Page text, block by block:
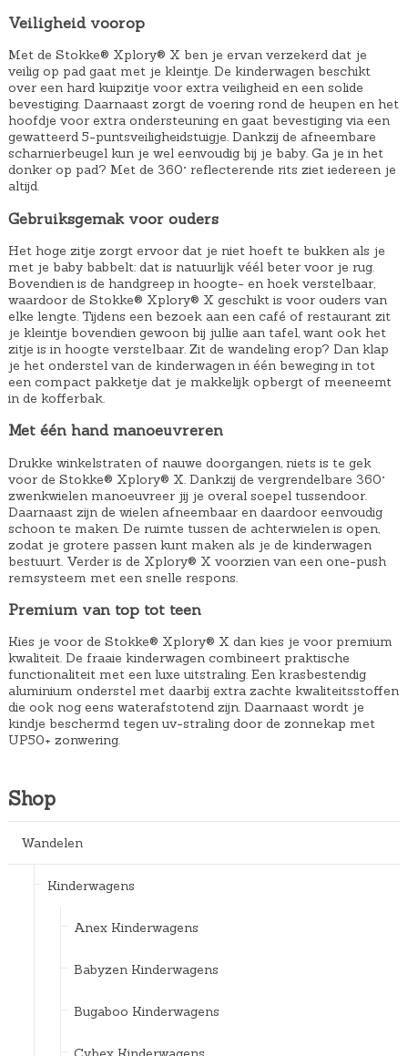
Veiligheid voorop
Met de Stokke® Xplory® X ben je ervan verzekerd dat je
veilig op pad gaat met je kleintje. De kinderwagen beschikt
over een hard kuipzitje voor extra veiligheid en een solide
bevestiging. Daarnaast zorgt de voering rond de heupen en het
hoofdje voor extra ondersteuning en gaat bevestiging via een
gewatteerd 5-puntsveiligheidstuigje. Dankzij de afneembare
scharnierbeugel kun je wel eenvoudig bij je baby. Ga je in het
donker op pad? Met de 360° reflecterende rits ziet iedereen je
altijd.
Gebruiksgemak voor ouders
Het hoge zitje zorgt ervoor dat je niet hoeft te bukken als je
met je baby babbelt: dat is natuurlijk véél beter voor je rug.
Bovendien is de handgreep in hoogte- en hoek verstelbaar,
waardoor de Stokke® Xplory® X geschikt is voor ouders van
elke lengte. Tijdens een bezoek aan een café of restaurant zit
je kleintje bovendien gewoon bij jullie aan tafel, want ook het
zitje is in hoogte verstelbaar. Zit de wandeling erop? Dan klap
je het onderstel van de kinderwagen in één beweging in tot
een compact pakketje dat je makkelijk opbergt of meeneemt
in de kofferbak.
Met één hand manoeuvreren
Drukke winkelstraten of nauwe doorgangen, niets is te gek
voor de Stokke® Xplory® X. Dankzij de vergrendelbare 360°
zwenkwielen​ manoeuvreer jij je overal soepel tussendoor.
Daarnaast zijn de wielen afneembaar en daardoor eenvoudig
schoon te maken. De ruimte tussen de achterwielen is open,
zodat je grotere passen kunt maken als je de kinderwagen
bestuurt. Verder is de Xplory® X voorzien van een one-push
remsysteem met een snelle respons.
Premium van top tot teen
Kies je voor de Stokke® Xplory® X dan kies je voor premium
kwaliteit. De fraaie kinderwagen combineert praktische
functionaliteit met een luxe uitstraling. Een krasbestendig
aluminium onderstel met daarbij extra zachte kwaliteitsstoffen
die ook nog eens waterafstotend zijn. Daarnaast wordt je
kindje beschermd tegen uv-straling door de zonnekap met
UP50+ zonwering.
Shop
Wandelen
Kinderwagens
Anex Kinderwagens
Babyzen Kinderwagens
Bugaboo Kinderwagens